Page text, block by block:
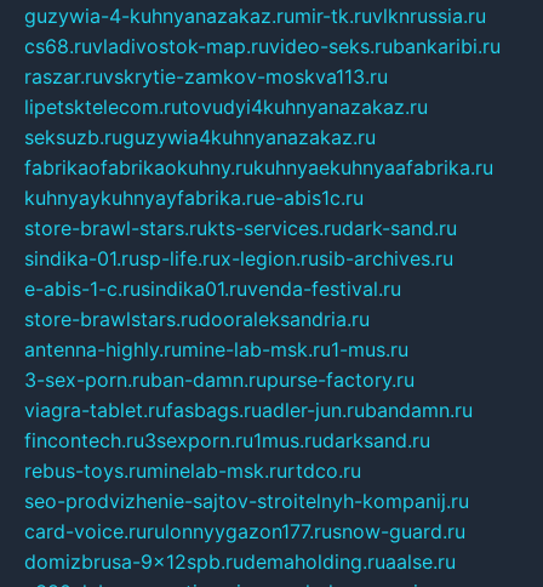
guzywia-4-kuhnyanazakaz.rumir-tk.ruvlknrussia.ru
cs68.ruvladivostok-map.ruvideo-seks.rubankaribi.ru
raszar.ruvskrytie-zamkov-moskva113.ru
lipetsktelecom.rutovudyi4kuhnyanazakaz.ru
seksuzb.ruguzywia4kuhnyanazakaz.ru
fabrikaofabrikaokuhny.rukuhnyaekuhnyaafabrika.ru
kuhnyaykuhnyayfabrika.rue-abis1c.ru
store-brawl-stars.rukts-services.rudark-sand.ru
sindika-01.rusp-life.rux-legion.rusib-archives.ru
e-abis-1-c.rusindika01.ruvenda-festival.ru
store-brawlstars.rudooraleksandria.ru
antenna-highly.rumine-lab-msk.ru1-mus.ru
3-sex-porn.ruban-damn.rupurse-factory.ru
viagra-tablet.rufasbags.ruadler-jun.rubandamn.ru
fincontech.ru3sexporn.ru1mus.rudarksand.ru
rebus-toys.ruminelab-msk.rurtdco.ru
seo-prodvizhenie-sajtov-stroitelnyh-kompanij.ru
card-voice.rurulonnyygazon177.rusnow-guard.ru
domizbrusa-9x12spb.rudemaholding.ruaalse.ru